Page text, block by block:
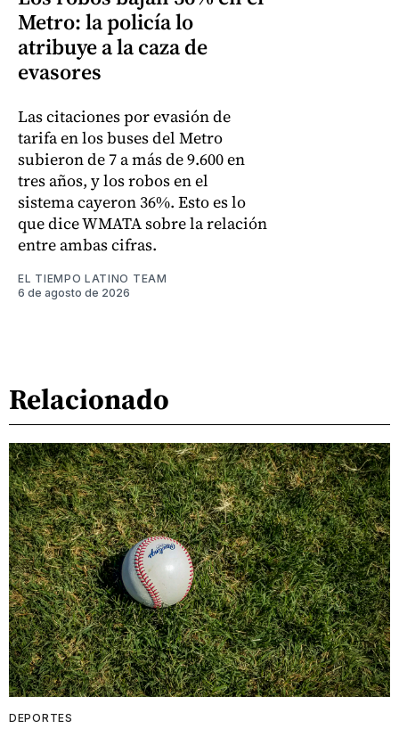
Metro: la policía lo
atribuye a la caza de
evasores
Las citaciones por evasión de
tarifa en los buses del Metro
subieron de 7 a más de 9.600 en
tres años, y los robos en el
sistema cayeron 36%. Esto es lo
que dice WMATA sobre la relación
entre ambas cifras.
EL TIEMPO LATINO TEAM
6 de agosto de 2026
Relacionado
DEPORTES